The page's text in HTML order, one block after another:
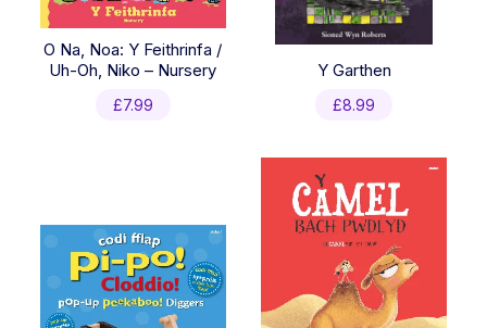
O Na, Noa: Y Feithrinfa /
Uh-Oh, Niko – Nursery
£7.99
Y Garthen
£8.99